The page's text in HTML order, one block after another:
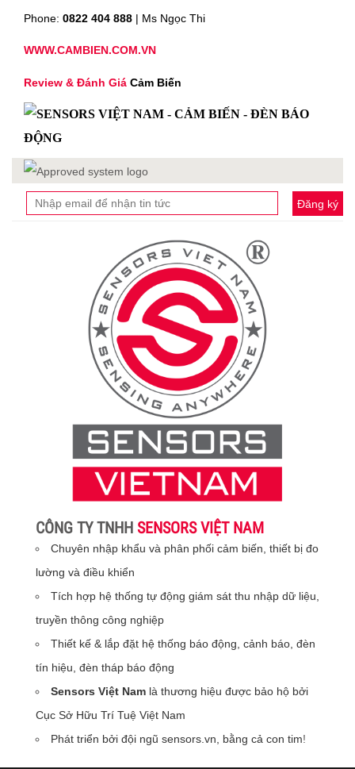
Phone: 0822 404 888 | Ms Ngọc Thi
WWW.CAMBIEN.COM.VN
Review & Đánh Giá Cảm Biến
Đăng ký
CÔNG TY TNHH SENSORS VIỆT NAM
Chuyên nhập khẩu và phân phối cảm biến, thiết bị đo
lường và điều khiển
Tích hợp hệ thống tự động giám sát thu nhập dữ liệu,
truyền thông công nghiệp
Thiết kế & lắp đặt hệ thống báo động, cảnh báo, đèn
tín hiệu, đèn tháp báo động
Sensors Việt Nam là thương hiệu được bảo hộ bởi
Cục Sở Hữu Trí Tuệ Việt Nam
Phát triển bởi đội ngũ sensors.vn, bằng cả con tim!